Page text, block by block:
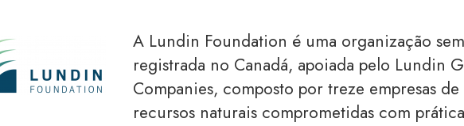
A Lundin Foundation é uma organização
registrada no Canadá, apoiada pelo Lundin
Companies, composto por treze empresas
recursos naturais comprometidas com